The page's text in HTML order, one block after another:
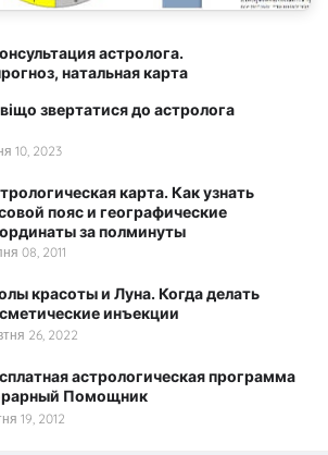
астролога.
натальная карта
звертатися до астролога
10, 2023
карта. Как узнать
пояс и географические
за полминуты
08, 2011
красоты и Луна. Когда делать
инъекции
26, 2022
астрологическая программа
Помощник
19, 2012